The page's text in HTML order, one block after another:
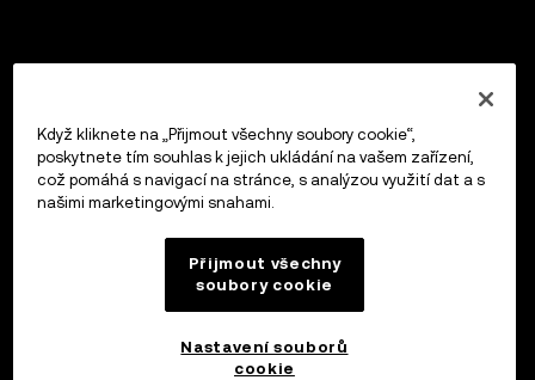
Když kliknete na „Přijmout všechny soubory cookie“,
poskytnete tím souhlas k jejich ukládání na vašem zařízení,
což pomáhá s navigací na stránce, s analýzou využití dat a s
našimi marketingovými snahami.
Přijmout všechny
soubory cookie
Nastavení souborů
cookie